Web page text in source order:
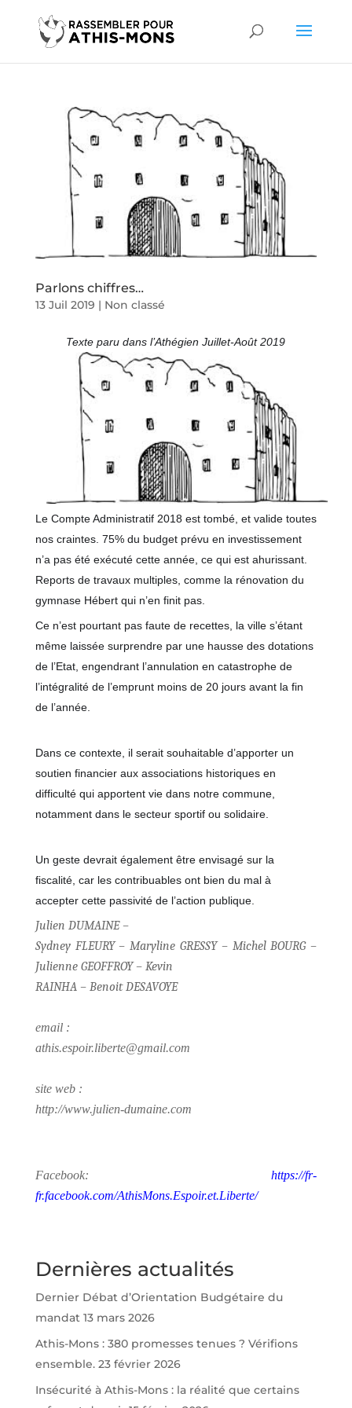
Parlons chiffres…
13 Juil 2019 | Non classé
Texte paru dans l’Athégien Juillet-Août 2019
Le Compte Administratif 2018 est tombé, et valide toutes
nos craintes. 75% du budget prévu en investissement
n’a pas été exécuté cette année, ce qui est ahurissant.
Reports de travaux multiples, comme la rénovation du
gymnase Hébert qui n’en finit pas.
Ce n’est pourtant pas faute de recettes, la ville s’étant
même laissée surprendre par une hausse des dotations
de l’Etat, engendrant l’annulation en catastrophe de
l’intégralité de l’emprunt moins de 20 jours avant la fin
de l’année.
Dans ce contexte, il serait souhaitable d’apporter un
soutien financier aux associations historiques en
difficulté qui apportent vie dans notre commune,
notamment dans le secteur sportif ou solidaire.
Un geste devrait également être envisagé sur la
fiscalité, car les contribuables ont bien du mal à
accepter cette passivité de l’action publique.
Julien DUMAINE –
Sydney FLEURY – Maryline GRESSY – Michel BOURG –
Julienne GEOFFROY – Kevin
RAINHA – Benoit DESAVOYE
email :
athis.espoir.liberte@gmail.com
site web :
http://www.julien-dumaine.com
Facebook:https://fr-
fr.facebook.com/AthisMons.Espoir.et.Liberte/
Dernières actualités
Dernier Débat d’Orientation Budgétaire du
mandat 13 mars 2026
Athis-Mons : 380 promesses tenues ? Vérifions
ensemble. 23 février 2026
Insécurité à Athis-Mons : la réalité que certains